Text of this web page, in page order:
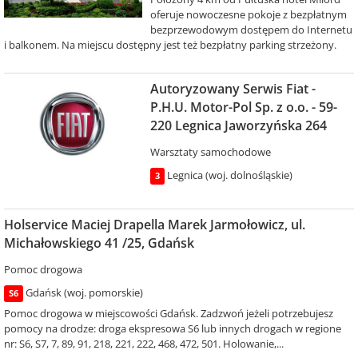
oferuje nowoczesne pokoje z bezpłatnym
bezprzewodowym dostępem do Internetu
i balkonem. Na miejscu dostępny jest też bezpłatny parking strzeżony.
Autoryzowany Serwis Fiat -
P.H.U. Motor-Pol Sp. z o.o. - 59-
220 Legnica Jaworzyńska 264
Warsztaty samochodowe
3 Legnica (woj. dolnośląskie)
Holservice Maciej Drapella Marek Jarmołowicz, ul.
Michałowskiego 41 /25, Gdańsk
Pomoc drogowa
S6
Gdańsk (woj. pomorskie)
Pomoc drogowa w miejscowości Gdańsk. Zadzwoń jeżeli potrzebujesz
pomocy na drodze: droga ekspresowa S6 lub innych drogach w regione
nr: S6, S7, 7, 89, 91, 218, 221, 222, 468, 472, 501. Holowanie,...